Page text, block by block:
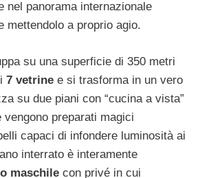
nel panorama internazionale
mettendolo a proprio agio.
su una superficie di 350 metri
7 vetrine e si trasforma in un vero
su due piani con “cucina a vista”
preparati magici
capaci di infondere luminosità ai
interrato è interamente
maschile con privé in cui